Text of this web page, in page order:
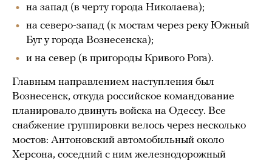
на запад (в черту города Николаева);
на северо-запад (к мостам через реку Южный
Буг у города Вознесенска);
и на север (в пригороды Кривого Рога).
Главным направлением наступления был
Вознесенск, откуда российское командование
планировало двинуть войска на Одессу. Все
снабжение группировки велось через несколько
мостов: Антоновский автомобильный около
Херсона, соседний с ним железнодорожный